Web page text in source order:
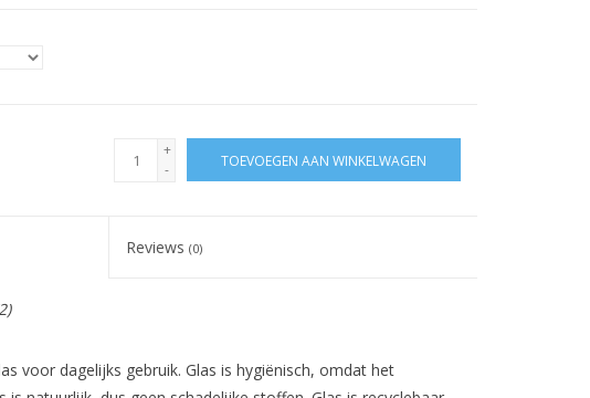
+
-
TOEVOEGEN AAN WINKELWAGEN
Reviews(0)
voor dagelijks gebruik. Glas is hygiënisch, omdat het